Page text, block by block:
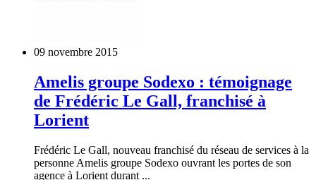
09 novembre 2015
Amelis groupe Sodexo : témoignage
de Frédéric Le Gall, franchisé à
Lorient
Frédéric Le Gall, nouveau franchisé du réseau de services à la
personne Amelis groupe Sodexo ouvrant les portes de son
agence à Lorient durant ...